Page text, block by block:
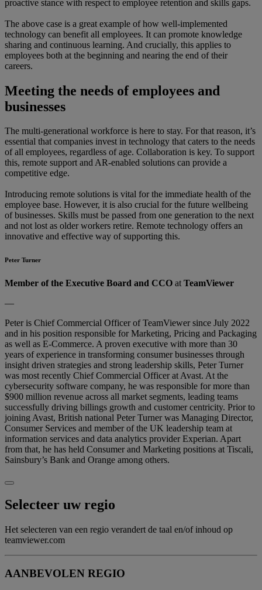
proactive stance with respect to employee retention and skills gaps.
The above case is a great example of how well-implemented
technology can benefit all employees. It can promote knowledge
sharing and continuous learning. And crucially, this applies to
employees both at the beginning and nearing the end of their
careers.
Meeting the needs of employees and
businesses
The multi-generational workforce is here to stay. For that reason, it’s
essential that companies invest in technology that caters to the needs
of all employees, regardless of age. Collaboration is key. To support
this, remote support and AR-enabled solutions can provide a
competitive edge.
Introducing remote solutions is vital for the immediate health of the
employee base. However, it is also crucial for the future wellbeing
of businesses. Skills must be passed from one generation to the next
and not lost as older workers retire. Remote technology offers an
innovative and effective way of supporting this.
Peter Turner
Member of the Executive Board and CCO atTeamViewer
—
Peter is Chief Commercial Officer of TeamViewer since July 2022
and in his position responsible for Marketing, Pricing and Packaging
as well as E-Commerce. A proven executive with more than 30
years of experience in transforming consumer businesses through
insight driven strategies and strong leadership skills, Peter Turner
was most recently Chief Commercial Officer at Avast. At the
cybersecurity software company, he was responsible for more than
$900 million revenue across all market segments, leading teams
successfully driving billings growth and customer centricity. Prior to
joining Avast, British national Peter Turner was Managing Director,
Consumer Services and member of the UK leadership team at
information services and data analytics provider Experian. Apart
from that, he has held Consumer and Marketing positions at Tiscali,
Sainsbury’s Bank and Orange among others.
Selecteer uw regio
Het selecteren van een regio verandert de taal en/of inhoud op
teamviewer.com
AANBEVOLEN REGIO